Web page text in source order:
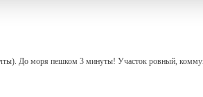
До моря пешком 3 минуты! Участок ровный,